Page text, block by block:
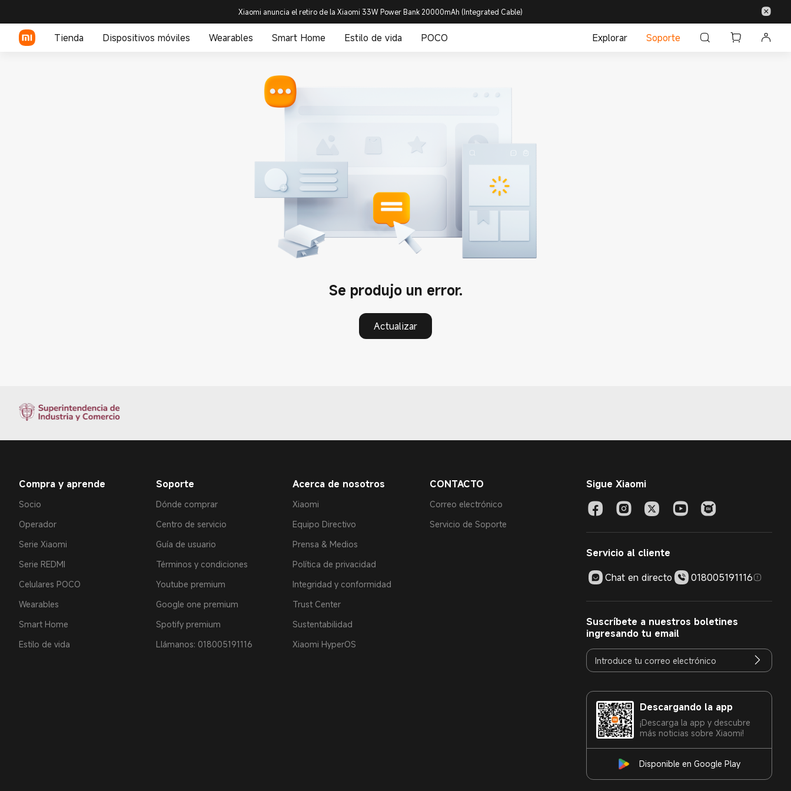
Xiaomi anuncia el retiro de la Xiaomi 33W Power Bank 20000mAh (Integrated Cable)
Tienda Dispositivos móviles Wearables Smart Home Estilo de vida POCO Explorar Soporte
Se produjo un error.
Actualizar
Compra y aprende
Socio
Operador
Serie Xiaomi
Serie REDMI
Celulares POCO
Wearables
Smart Home
Estilo de vida
Soporte
Dónde comprar
Centro de servicio
Guía de usuario
Términos y condiciones
Youtube premium
Google one premium
Spotify premium
Llámanos: 018005191116
Acerca de nosotros
Xiaomi
Equipo Directivo
Prensa & Medios
Política de privacidad
Integridad y conformidad
Trust Center
Sustentabilidad
Xiaomi HyperOS
CONTACTO
Correo electrónico
Servicio de Soporte
Sigue Xiaomi
Servicio al cliente
Chat en directo
018005191116
Suscríbete a nuestros boletines
ingresando tu email
Descargando la app
¡Descarga la app y descubre
más noticias sobre Xiaomi!
Disponible en Google Play